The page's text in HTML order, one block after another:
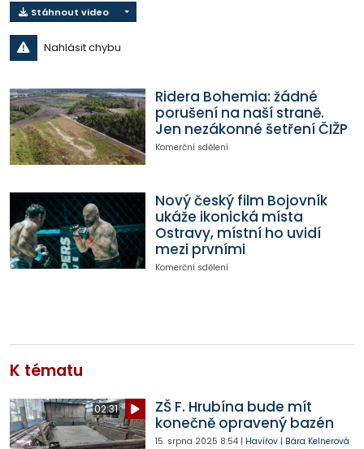
Stáhnout video
Nahlásit chybu
Ridera Bohemia: žádné
porušení na naší straně.
Jen nezákonné šetření ČIŽP
Komerční sdělení
Nový český film Bojovník
ukáže ikonická místa
Ostravy, místní ho uvidí
mezi prvními
Komerční sdělení
K tématu
02:31
ZŠ F. Hrubína bude mít
konečně opravený bazén
15. srpna 2025 8:54| Havířov| Bára Kelnerová